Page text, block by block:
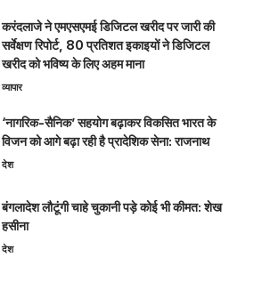
करंदलाजे ने एमएसएमई डिजिटल खरीद पर जारी की
सर्वेक्षण रिपोर्ट, 80 प्रतिशत इकाइयों ने डिजिटल
खरीद को भविष्य के लिए अहम माना
व्यापार
‘नागरिक-सैनिक’ सहयोग बढ़ाकर विकसित भारत के
विजन को आगे बढ़ा रही है प्रादेशिक सेना: राजनाथ
देश
बंगलादेश लौटूंगी चाहे चुकानी पड़े कोई भी कीमत: शेख
हसीना
देश